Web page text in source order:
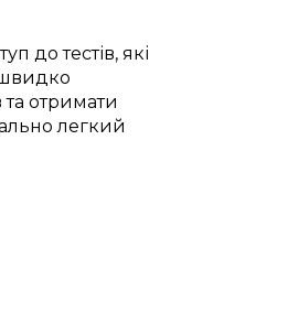
до тестів, які
та отримати
легкий